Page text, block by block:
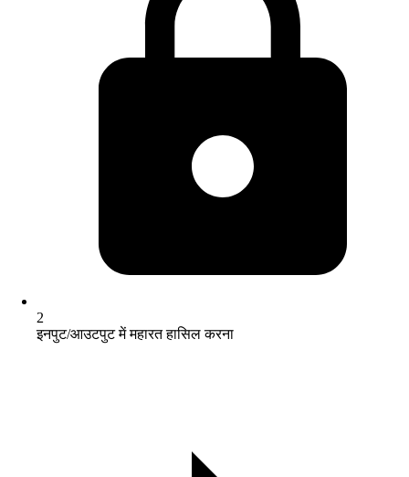
2
इनपुट/आउटपुट में महारत हासिल करना